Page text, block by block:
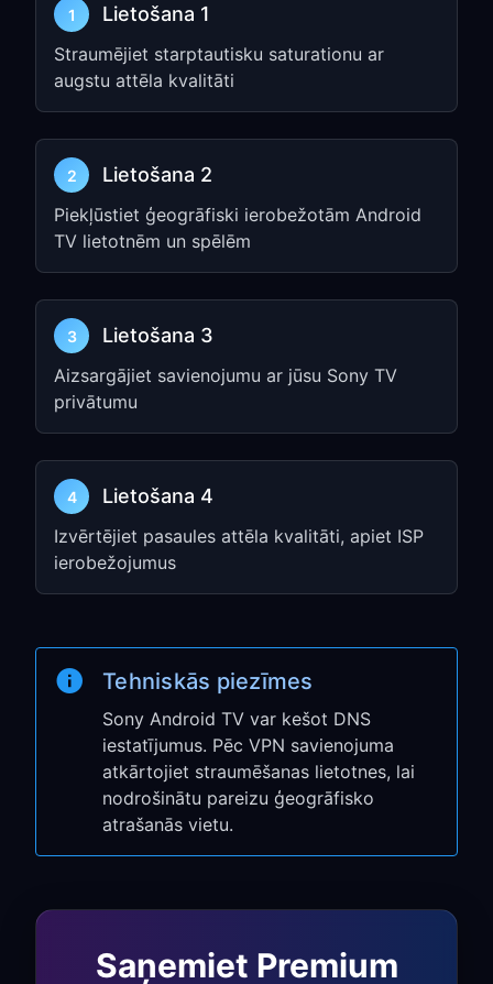
MeklējietFreeGuard VPN
Instalējiet Android TV lietotni vai
izmantojiet Android TV bezsaistes APK
no FreeGuard lejupielāžu lapas, ja jūsu
TV iestatīšanai nepieciešama manuāla
instalēšana
2. solis: izveidojiet
savienojumu televizorā
AtverietFreeGuard VPNtelevizorā
Piesakieties vai aktivizējiet savu
abonementu
Izvēlieties VPN mezglu un pieskarieties
Connect
3. solis: pārbaudiet
savienojumu
Atveriet straumēšanas lietotni savā
Rezerves iestatīšana:
datora koplietošana
Izmantojiet datora koplietošanu, ja vietējā
Android TV lietotne nav pieejama vai ja
savienojumu.
1. solis: iespējojiet VPN
1 Lietošana 1
Straumējiet starptautisku saturationu ar
augstu attēla kvalitāti
2 Lietošana 2
Piekļūstiet ģeogrāfiski ierobežotām Android
TV lietotnēm un spēlēm
3 Lietošana 3
Aizsargājiet savienojumu ar jūsu Sony TV
privātumu
4 Lietošana 4
Izvērtējiet pasaules attēla kvalitāti, apiet ISP
ierobežojumus
Tehniskās piezīmes
Sony Android TV var kešot DNS
iestatījumus. Pēc VPN savienojuma
atkārtojiet straumēšanas lietotnes, lai
nodrošinātu pareizu ģeogrāfisko
atrašanās vietu.
Saņemiet Premium